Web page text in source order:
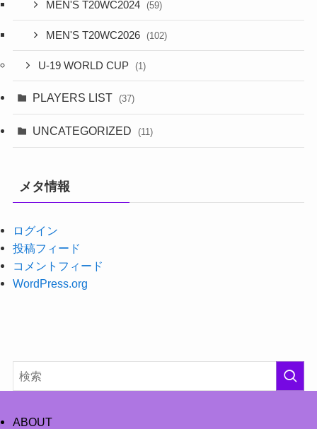
MEN'S T20WC2024 (59)
MEN'S T20WC2026 (102)
U-19 WORLD CUP (1)
PLAYERS LIST (37)
UNCATEGORIZED (11)
メタ情報
ログイン
投稿フィード
コメントフィード
WordPress.org
ABOUT